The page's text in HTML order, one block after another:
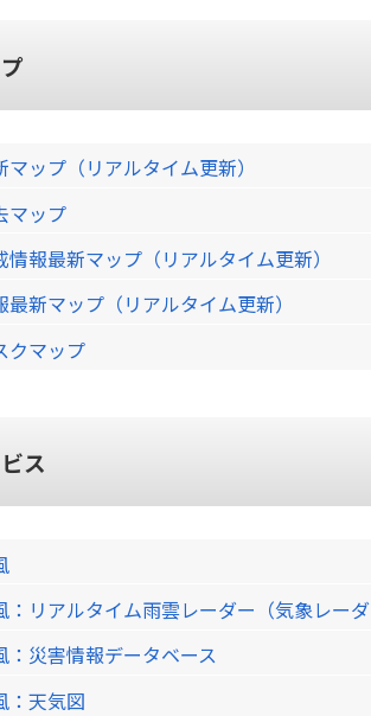
ップ（リアルタイム更新）
マップ
報最新マップ（リアルタイム更新）
新マップ（リアルタイム更新）
クマップ
ス
：リアルタイム雨雲レーダー（気象レー
：災害情報データベース
：天気図